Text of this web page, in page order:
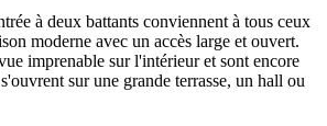
à deux battants conviennent à tous ceux
moderne avec un accès large et ouvert.
imprenable sur l'intérieur et sont encore
sur une grande terrasse, un hall ou